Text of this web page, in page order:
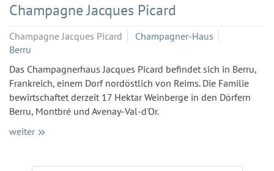
Champagne Jacques Picard
Champagne Jacques Picard
Champagner-Haus
Berru
Das Champagnerhaus Jacques Picard befindet sich in Berru,
Frankreich, einem Dorf nordöstlich von Reims. Die Familie
bewirtschaftet derzeit 17 Hektar Weinberge in den Dörfern
Berru, Montbré und Avenay-Val-d'Or.
weiter